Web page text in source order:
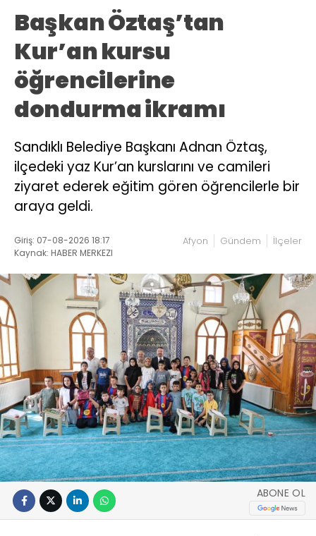
Başkan Öztaş’tan
Kur’an kursu
öğrencilerine
dondurma ikramı
Sandıklı Belediye Başkanı Adnan Öztaş,
ilçedeki yaz Kur’an kurslarını ve camileri
ziyaret ederek eğitim gören öğrencilerle bir
araya geldi.
Giriş: 07-08-2026 18:17
Kaynak: HABER MERKEZI
Afyon Gündem İlçeler
ABONE OL